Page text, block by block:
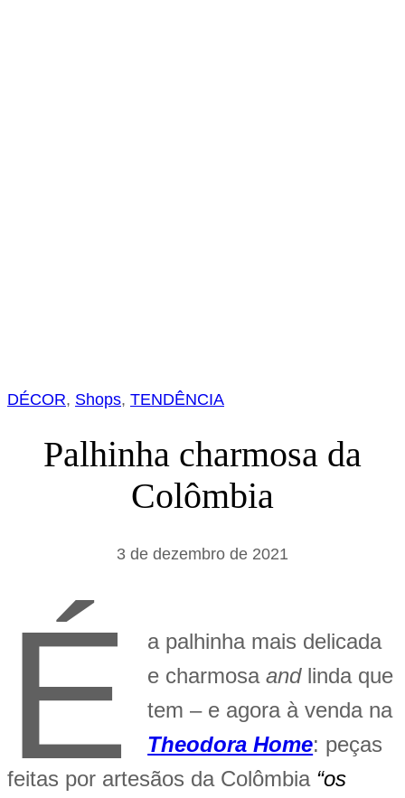
DÉCOR, Shops, TENDÊNCIA
Palhinha charmosa da
Colômbia
3 de dezembro de 2021
É
a palhinha mais delicada
e charmosaandlinda que
tem – e agora à venda na
Theodora Home: peças
feitas por artesãos da Colômbia “os